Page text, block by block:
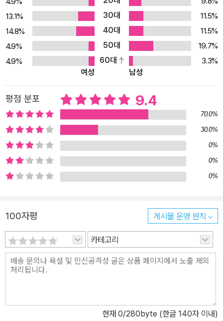
리를 내리고 살아온 사람들만의 멋이 배어 있기 때문이다. 여기에 실
린 78 곳의 국내외 여행지가 한 책 속에 묶인 인연은 서로 ‘닮았다’는
것이다. 그리고 ‘닮았다’는 근거에는 객관적인 것과 주관적인 것이 섞
여 있다. 예를 들면 비록 규모의 차이는 있지만 미국의 케네디우주 센
터와 고흥 나로 우주 센터는 객관적으로 닮았다. 삿포로 눈 축제와 태
백 눈 축제도 ‘겨울’과 ‘눈’이라는 명백한 공통점이 있다. 그런가 하면
옛 모습을 그대로 지키며 살아가는 우리네 청학동 사람들과 미국 아
미쉬 마을의 주민들, 그리스의 이드라 섬과 우리의 청산도에서 연상
되는 닮음은 다소 주관적이고 심상적이다. 그렇더라도 두 곳을 나란
히 놓고 보았을 때 그곳에 한 번도 가 보지 않은 누구라도 “정말 닮았
다.”라고 말할 수 있는 그런 곳끼리 짝을 지어 주었다. 국내외 여행지
를 나란히 묶되 좀 더 비중을 둔 곳은 우리나라의 여행지이다. 어떤 곳
은 외국의 이름난 관광지 못지않게 아름답고, 또 어떤 곳은 외국의 그
어디에서도 찾아보기 힘든 멋과 매력을 숨기고 있다. 외국 어느 곳 못
일이다. 시간과 경비, 또는 다른 이유로 외국 여행을 망설이고 있는 사
람들을 위한 책으로 해외를 가지 않고도 해외 여행을 느낄 수 있는, 세
계에서 인정받고 있는 우리나라 베스트 여행지를 소개한다. “ 그리스
의 산토리니 섬을 여행하고 싶다면, 우리나라 최고의 섬, 울릉도를 여
행하라!”
13.1%
30대
11.5%
14.8%
40대
11.5%
4.9%
50대
19.7%
4.9%
60대
3.3%
여성
남성
평점 분포 9.4
70.0%
30.0%
0%
0%
0%
100자평 게시물 운영 원칙
카테고리
현재 0/280byte (한글 140자 이내)